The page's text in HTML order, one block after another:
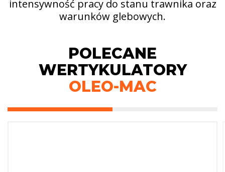
intensywność pracy do stanu trawnika oraz
warunków glebowych.
POLECANE
WERTYKULATORY
OLEO-MAC